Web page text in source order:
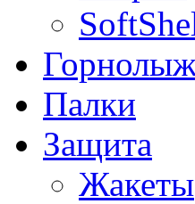
Палки
Защита
Жакеты